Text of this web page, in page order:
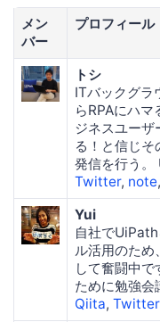
メン
バー
プロフィール
トシ
ITバックグラ
らRPAにハ
ジネスユー
る！と信じ
発信を行う
Twitter, note,
Yui
自社で
ル活用のため
して奮闘中
ために勉強会
Qiita, Twitter